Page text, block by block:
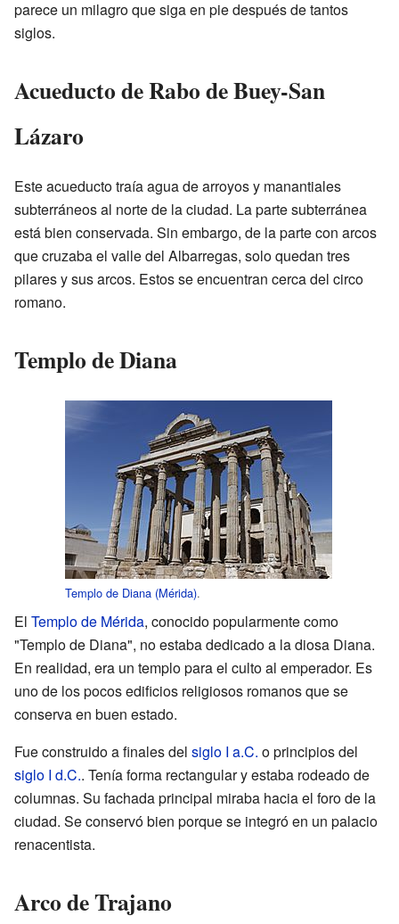
parece un milagro que siga en pie después de tantos
siglos.
Acueducto de Rabo de Buey-San
Lázaro
Este acueducto traía agua de arroyos y manantiales
subterráneos al norte de la ciudad. La parte subterránea
está bien conservada. Sin embargo, de la parte con arcos
que cruzaba el valle del Albarregas, solo quedan tres
pilares y sus arcos. Estos se encuentran cerca del circo
romano.
Templo de Diana
Templo de Diana (Mérida).
El Templo de Mérida, conocido popularmente como
"Templo de Diana", no estaba dedicado a la diosa Diana.
En realidad, era un templo para el culto al emperador. Es
uno de los pocos edificios religiosos romanos que se
conserva en buen estado.
Fue construido a finales del siglo I a.C. o principios del
siglo I d.C.. Tenía forma rectangular y estaba rodeado de
columnas. Su fachada principal miraba hacia el foro de la
ciudad. Se conservó bien porque se integró en un palacio
renacentista.
Arco de Trajano